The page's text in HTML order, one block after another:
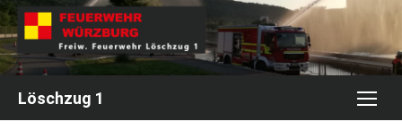
Skip
to
content
Löschzug 1